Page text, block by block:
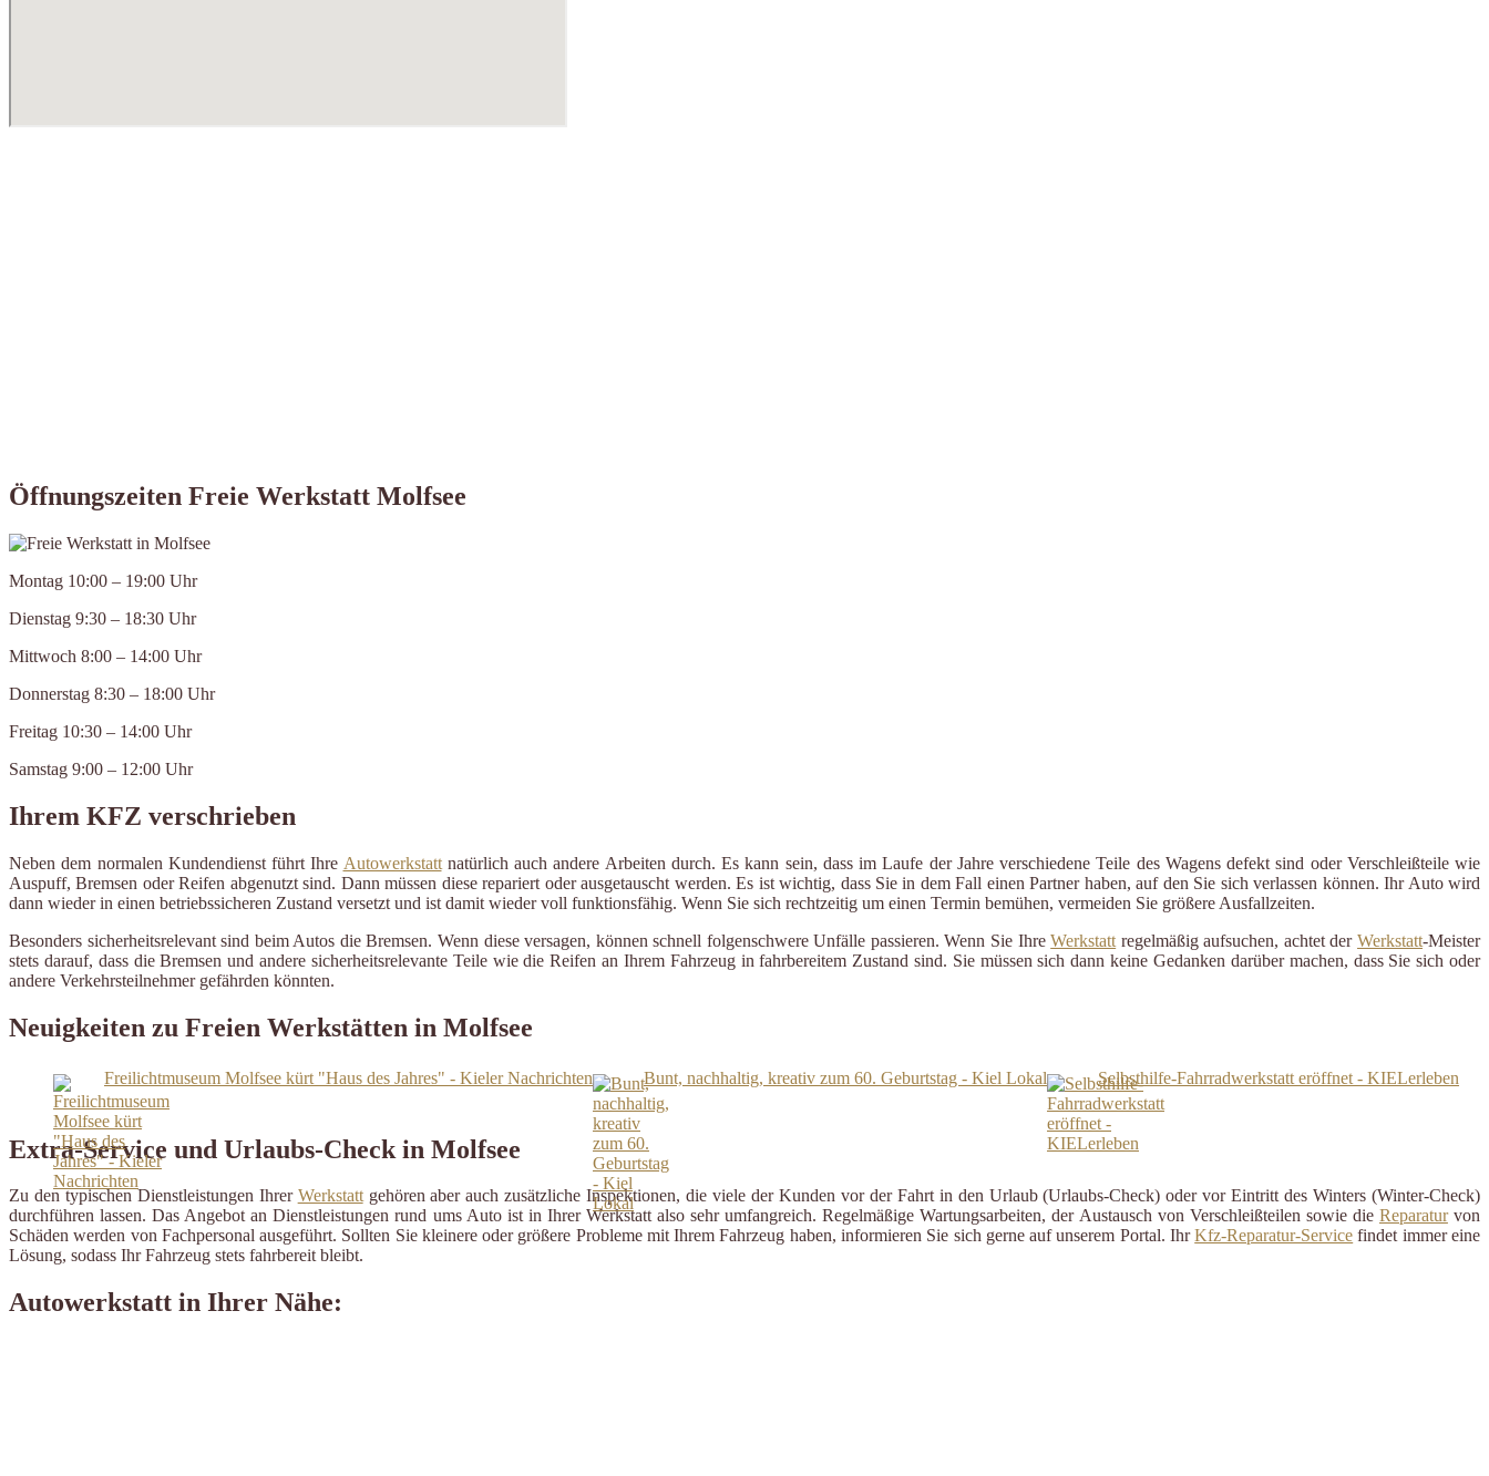
Öffnungszeiten Freie Werkstatt Molfsee
Montag 10:00 – 19:00 Uhr
Dienstag 9:30 – 18:30 Uhr
Mittwoch 8:00 – 14:00 Uhr
Donnerstag 8:30 – 18:00 Uhr
Freitag 10:30 – 14:00 Uhr
Samstag 9:00 – 12:00 Uhr
Ihrem KFZ verschrieben
Neben dem normalen Kundendienst führt Ihre Autowerkstattnatürlich auch andere Arbeiten durch. Es kann sein, dass im Laufe der Jahre verschiedene Teile des Wagens defekt sind oder Verschleißteile wie
Auspuff, Bremsen oder Reifen abgenutzt sind. Dann müssen diese repariert oder ausgetauscht werden. Es ist wichtig, dass Sie in dem Fall einen Partner haben, auf den Sie sich verlassen können. Ihr Auto wird
dann wieder in einen betriebssicheren Zustand versetzt und ist damit wieder voll funktionsfähig. Wenn Sie sich rechtzeitig um einen Termin bemühen, vermeiden Sie größere Ausfallzeiten.
Besonders sicherheitsrelevant sind beim Autos die Bremsen. Wenn diese versagen, können schnell folgenschwere Unfälle passieren. Wenn Sie IhreWerkstatt regelmäßig aufsuchen, achtet derWerkstatt-Meister
stets darauf, dass die Bremsen und andere sicherheitsrelevante Teile wie die Reifen an Ihrem Fahrzeug in fahrbereitem Zustand sind. Sie müssen sich dann keine Gedanken darüber machen, dass Sie sich oder
andere Verkehrsteilnehmer gefährden könnten.
Neuigkeiten zu Freien Werkstätten in Molfsee
Freilichtmuseum Molfsee kürt "Haus des Jahres" - Kieler Nachrichten Bunt, nachhaltig, kreativ zum 60. Geburtstag - Kiel Lokal Selbsthilfe-Fahrradwerkstatt eröffnet - KIELerleben
Extra-Service und Urlaubs-Check in Molfsee
Zu den typischen Dienstleistungen Ihrer Werkstattgehören aber auch zusätzliche Inspektionen, die viele der Kunden vor der Fahrt in den Urlaub (Urlaubs-Check) oder vor Eintritt des Winters (Winter-Check)
durchführen lassen. Das Angebot an Dienstleistungen rund ums Auto ist in Ihrer Werkstatt also sehr umfangreich. Regelmäßige Wartungsarbeiten, der Austausch von Verschleißteilen sowie die Reparaturvon
Schäden werden von Fachpersonal ausgeführt. Sollten Sie kleinere oder größere Probleme mit Ihrem Fahrzeug haben, informieren Sie sich gerne auf unserem Portal. IhrKfz-Reparatur-Service findet immer eine
Lösung, sodass Ihr Fahrzeug stets fahrbereit bleibt.
Autowerkstatt in Ihrer Nähe: